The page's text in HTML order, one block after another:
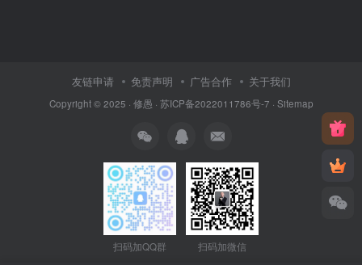
友链申请 免责声明 广告合作 关于我们
Copyright © 2025 · 修愚 · 苏ICP备2022011786号-7 · Sitemap
扫码加QQ群 扫码加微信